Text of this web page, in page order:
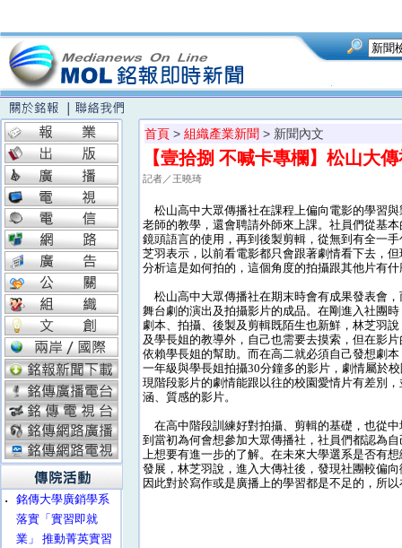
‧
銘傳大學廣銷學系
落實「實習即就
業」 推動菁英實習
首頁 > 組織產業新聞 > 新聞內文
【壹拾捌 不喊卡專欄】松山大
記者／王曉琦
松山高中大眾傳播社在課程上偏向電影的學習
老師的教學，還會聘請外師來上課。社員們從基
鏡頭語言的使用，再到後製剪輯，從無到有全一
芝羽表示，以前看電影都只會跟著劇情看下去，
分析這是如何拍的，這個角度的拍攝跟其他片有
松山高中大眾傳播社在期末時會有成果發表會
舞台劇的演出及拍攝影片的成品。在剛進入社團
劇本、拍攝、後製及剪輯既陌生也新鮮，林芝羽
及學長姐的教導外，自己也需要去摸索，但在影
依賴學長姐的幫助。而在高二就必須自己發想劇
一年級與學長姐拍攝30分鐘多的影片，劇情屬於
現階段影片的劇情能跟以往的校園愛情片有差別
涵、質感的影片。
在高中階段訓練好對拍攝、剪輯的基礎，也從
到當初為何會想參加大眾傳播社，社員們都認為
上想要有進一步的了解。在未來大學選系是否有
發展，林芝羽說，進入大傳社後，發現社團較偏
因此對於寫作或是廣播上的學習都是不足的，所